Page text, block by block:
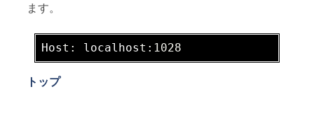
ます。
Host: localhost:1028
トップ